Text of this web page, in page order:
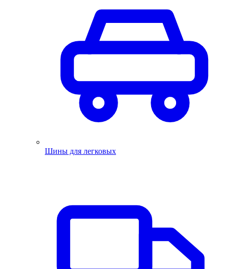
Шины для легковых